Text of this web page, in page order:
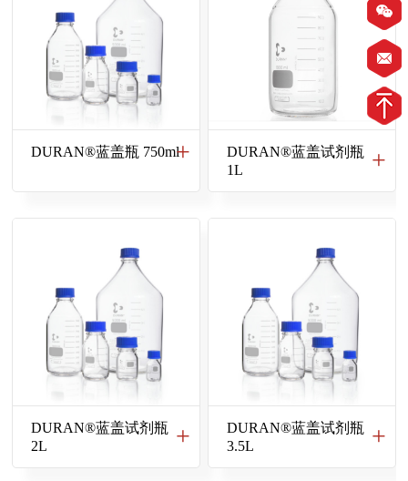
DURAN®蓝盖瓶 750ml
DURAN®蓝盖试剂瓶
1L
DURAN®蓝盖试剂瓶
2L
DURAN®蓝盖试剂瓶
3.5L